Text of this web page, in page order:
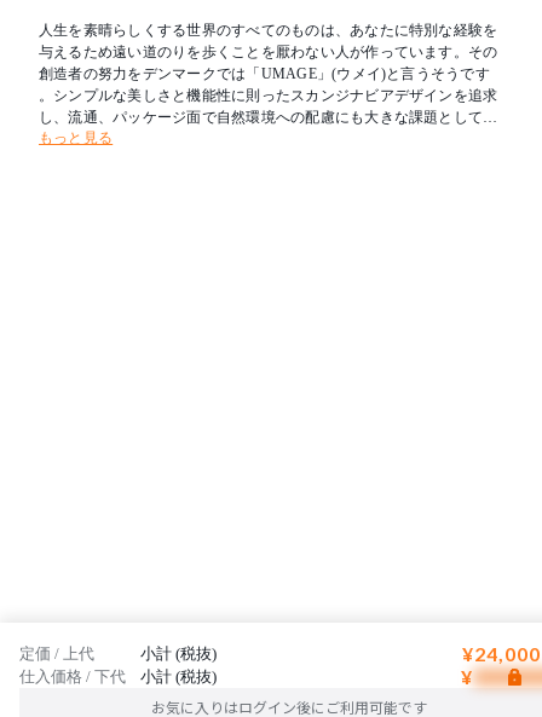
人生を素晴らしくする世界のすべてのものは、あなたに特別な経験を
与えるため遠い道のりを歩くことを厭わない人が作っています。その
創造者の努力をデンマークでは「UMAGE」(ウメイ)と言うそうです
。シンプルな美しさと機能性に則ったスカンジナビアデザインを追求
し、流通、パッケージ面で自然環境への配慮にも大きな課題として取
り組んでいるブランドです。
もっと見る
定価 / 上代 小計 (税抜)
仕入価格 / 下代 小計 (税抜) ¥
お気に入りはログイン後にご利用可能です